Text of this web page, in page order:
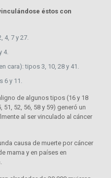
éstos con
4, 7 y 27.
4.
cara): tipos 3, 10, 28 y 41.
y 11.
de algunos tipos (16 y 18
51, 52, 56, 58 y 59) generó un
al ser vinculado al cáncer
causa de muerte por cáncer
mama y en países en